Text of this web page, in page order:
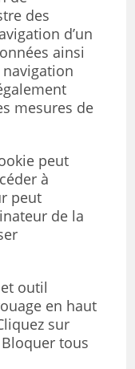
des
d’un
ainsi
mesures de
peut
à
peut
de la
outil
en haut
sur
tous